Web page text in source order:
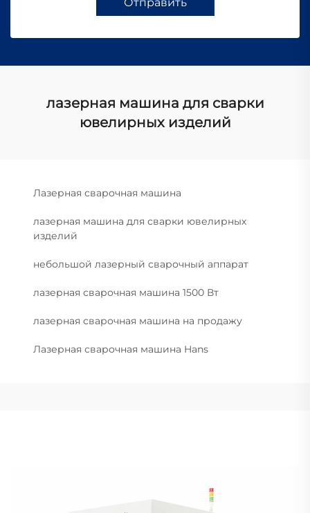
лазерная машина для сварки
ювелирных изделий
Лазерная сварочная машина
лазерная машина для сварки ювелирных
изделий
небольшой лазерный сварочный аппарат
лазерная сварочная машина 1500 Вт
лазерная сварочная машина на продажу
Лазерная сварочная машина Hans